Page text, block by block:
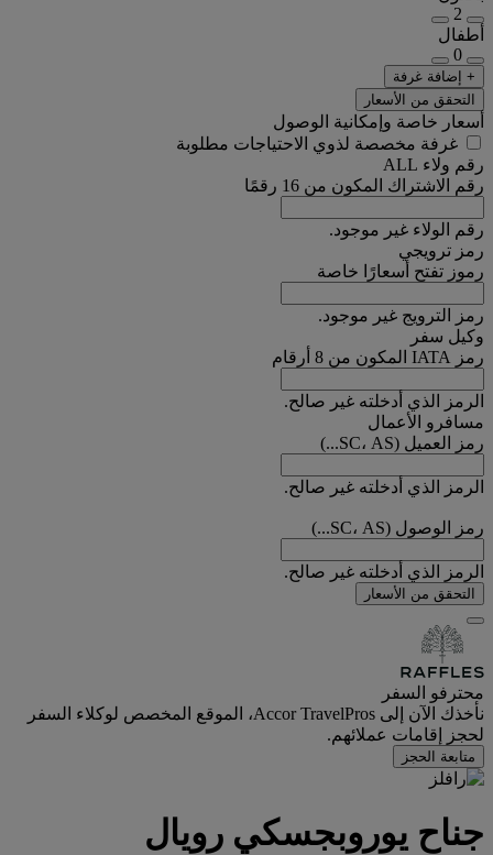
2
أطفال
0
+ إضافة غرفة
التحقق من الأسعار
أسعار خاصة وإمكانية الوصول
غرفة مخصصة لذوي الاحتياجات مطلوبة
رقم ولاء ALL
رقم الاشتراك المكون من 16 رقمًا
رقم الولاء غير موجود.
رمز ترويجي
رموز تفتح أسعارًا خاصة
رمز الترويج غير موجود.
وكيل سفر
رمز IATA المكون من 8 أرقام
الرمز الذي أدخلته غير صالح.
مسافرو الأعمال
رمز العميل (SC، AS...)
الرمز الذي أدخلته غير صالح.
رمز الوصول (SC، AS...)
الرمز الذي أدخلته غير صالح.
التحقق من الأسعار
محترفو السفر
نأخذك الآن إلى Accor TravelPros، الموقع المخصص لوكلاء السفر
لحجز إقامات عملائهم.
متابعة الحجز
جناح يوروبجسكي رويال